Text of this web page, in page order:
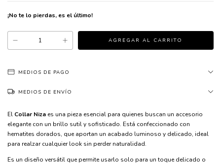
¡No te lo pierdas, es el último!
MEDIOS DE PAGO
MEDIOS DE ENVÍO
El Collar Niza es una pieza esencial para quienes buscan un accesorio
elegante con un brillo sutil y sofisticado. Está confeccionado con
hematites dorados, que aportan un acabado luminoso y delicado, ideal
para realzar cualquier look sin perder naturalidad.
Es un diseño versátil que permite usarlo solo para un toque delicado o